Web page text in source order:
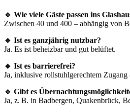
🔹 Wie viele Gäste passen ins
Zwischen 40 und 400 – abhängig von
🔹 Ist es ganzjährig nutzbar?
Ja. Es ist beheizbar und gut belüftet.
🔹 Ist es barrierefrei?
Ja, inklusive rollstuhlgerechtem
🔹 Gibt es
Ja, z. B. in Badbergen, Quakenbrück,